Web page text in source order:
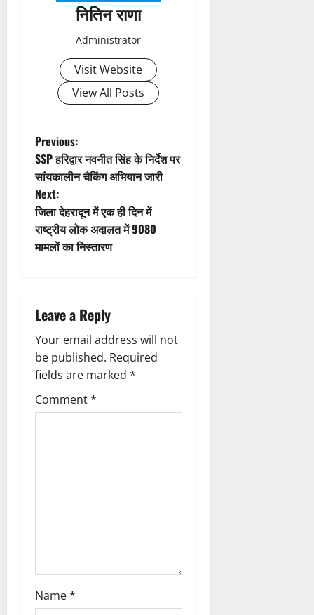
t
i
o
n
नितिन राणा
Administrator
Visit Website
View All Posts
P
o
s
t
v
i
g
a
Previous:
SSP हरिद्वार नवनीत सिंह के निर्देश पर
सांयकालीन चैकिंग अभियान जारी
Next:
जिला देहरादून में एक ही दिन में
राष्ट्रीय लोक अदालत में 9080
मामलों का निस्तारण
Leave a Reply
Your email address will not
be published. Required
fields are marked *
Comment*
Name*